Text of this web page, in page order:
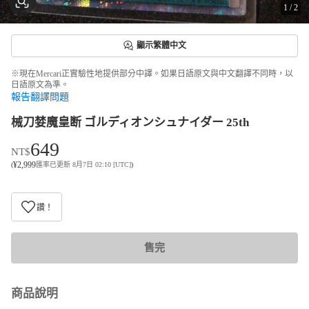
1 /2
顯示繁體中文
※現在Mercari正實驗性地提供部分中譯。如果日語原文與中文翻譯不同時，以
日語原文為準。
報告翻譯問題
械刀婪魔皇断 ゴルディオンシュナイダー 25th
NT$649
(¥2,999匯率已更新 8月7日 02:10 [UTC])
讚！
售完
商品說明